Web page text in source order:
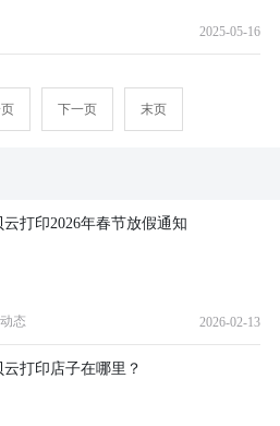
2025-05-16
页 下一页 末页
云打印2026年春节放假通知
态 2026-02-13
云打印店子在哪里？